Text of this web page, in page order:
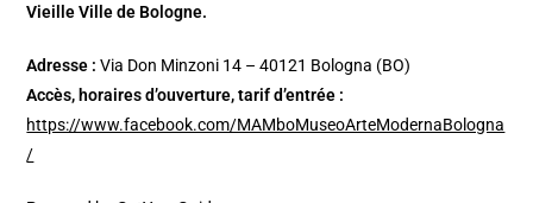
Vieille Ville de Bologne.
Adresse : Via Don Minzoni 14 – 40121 Bologna (BO)
Accès, horaires d’ouverture, tarif d’entrée :
https://www.facebook.com/MAMboMuseoArteModernaBologna
/